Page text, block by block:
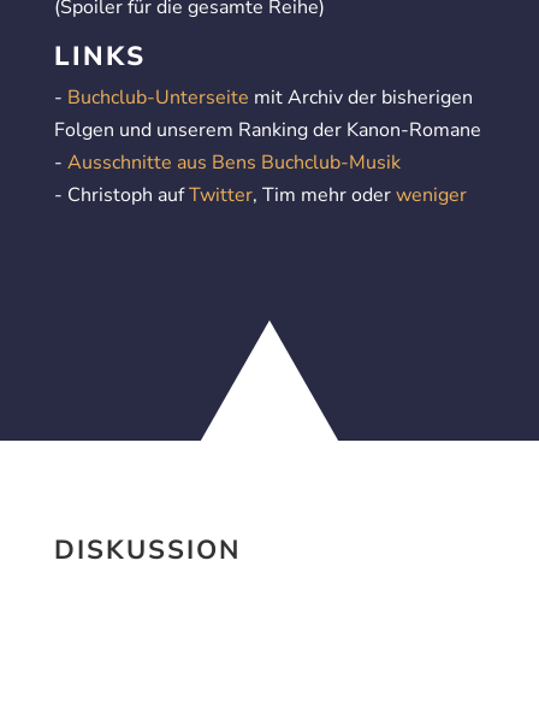
(Spoiler für die gesamte Reihe)
LINKS
- Buchclub-Unterseite mit Archiv der bisherigen
Folgen und unserem Ranking der Kanon-Romane
- Ausschnitte aus Bens Buchclub-Musik
- Christoph aufTwitter, Tim mehr oderweniger
DISKUSSION